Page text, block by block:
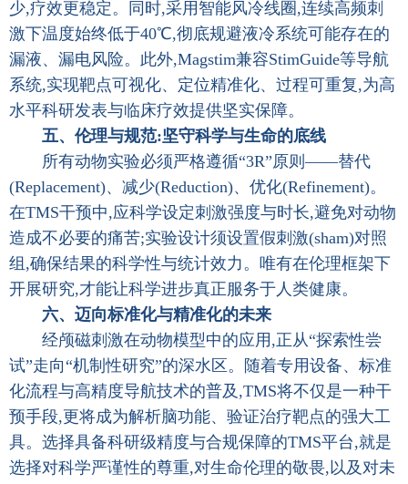
少,疗效更稳定。同时,采用智能风冷线圈,连续高频刺
激下温度始终低于40℃,彻底规避液冷系统可能存在的
漏液、漏电风险。此外,Magstim兼容StimGuide等导航
系统,实现靶点可视化、定位精准化、过程可重复,为高
水平科研发表与临床疗效提供坚实保障。
五、伦理与规范:坚守科学与生命的底线
所有动物实验必须严格遵循“3R”原则——替代
(Replacement)、减少(Reduction)、优化(Refinement)。
在TMS干预中,应科学设定刺激强度与时长,避免对动物
造成不必要的痛苦;实验设计须设置假刺激(sham)对照
组,确保结果的科学性与统计效力。唯有在伦理框架下
开展研究,才能让科学进步真正服务于人类健康。
六、迈向标准化与精准化的未来
经颅磁刺激在动物模型中的应用,正从“探索性尝
试”走向“机制性研究”的深水区。随着专用设备、标准
化流程与高精度导航技术的普及,TMS将不仅是一种干
预手段,更将成为解析脑功能、验证治疗靶点的强大工
具。选择具备科研级精度与合规保障的TMS平台,就是
选择对科学严谨性的尊重,对生命伦理的敬畏,以及对未